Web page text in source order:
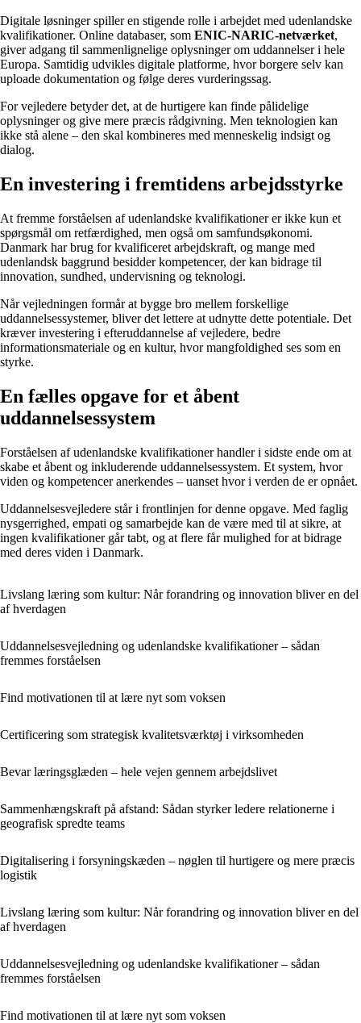
Digitale løsninger spiller en stigende rolle i arbejdet med udenlandske
kvalifikationer. Online databaser, som ENIC-NARIC-netværket,
giver adgang til sammenlignelige oplysninger om uddannelser i hele
Europa. Samtidig udvikles digitale platforme, hvor borgere selv kan
uploade dokumentation og følge deres vurderingssag.
For vejledere betyder det, at de hurtigere kan finde pålidelige
oplysninger og give mere præcis rådgivning. Men teknologien kan
ikke stå alene – den skal kombineres med menneskelig indsigt og
dialog.
En investering i fremtidens arbejdsstyrke
At fremme forståelsen af udenlandske kvalifikationer er ikke kun et
spørgsmål om retfærdighed, men også om samfundsøkonomi.
Danmark har brug for kvalificeret arbejdskraft, og mange med
udenlandsk baggrund besidder kompetencer, der kan bidrage til
innovation, sundhed, undervisning og teknologi.
Når vejledningen formår at bygge bro mellem forskellige
uddannelsessystemer, bliver det lettere at udnytte dette potentiale. Det
kræver investering i efteruddannelse af vejledere, bedre
informationsmateriale og en kultur, hvor mangfoldighed ses som en
styrke.
En fælles opgave for et åbent
uddannelsessystem
Forståelsen af udenlandske kvalifikationer handler i sidste ende om at
skabe et åbent og inkluderende uddannelsessystem. Et system, hvor
viden og kompetencer anerkendes – uanset hvor i verden de er opnået.
Uddannelsesvejledere står i frontlinjen for denne opgave. Med faglig
nysgerrighed, empati og samarbejde kan de være med til at sikre, at
ingen kvalifikationer går tabt, og at flere får mulighed for at bidrage
med deres viden i Danmark.
Livslang læring som kultur: Når forandring og innovation bliver en del
af hverdagen
Uddannelsesvejledning og udenlandske kvalifikationer – sådan
fremmes forståelsen
Find motivationen til at lære nyt som voksen
Certificering som strategisk kvalitetsværktøj i virksomheden
Bevar læringsglæden – hele vejen gennem arbejdslivet
Sammenhængskraft på afstand: Sådan styrker ledere relationerne i
geografisk spredte teams
Digitalisering i forsyningskæden – nøglen til hurtigere og mere præcis
logistik
Livslang læring som kultur: Når forandring og innovation bliver en del
af hverdagen
Uddannelsesvejledning og udenlandske kvalifikationer – sådan
fremmes forståelsen
Find motivationen til at lære nyt som voksen